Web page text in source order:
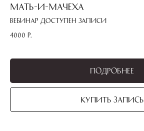
Мать-и-мачеха
Вебинар доступен записи
4000 р.
Подробнее
Купить запись